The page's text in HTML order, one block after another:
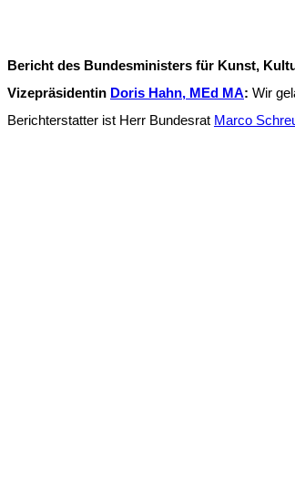
Bericht des Bundesministers für Kunst,
Vizepräsidentin Doris Hahn, MEd MA: Wir
Berichterstatter ist Herr Bundesrat Marco